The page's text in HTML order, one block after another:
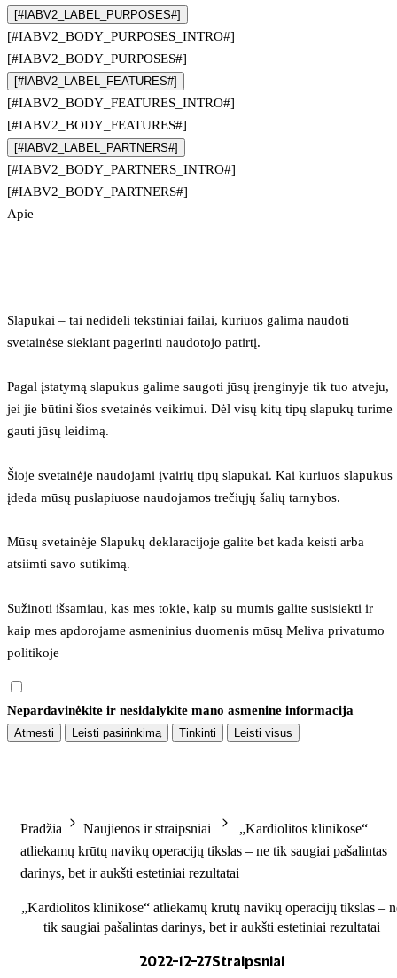
[#IABV2_LABEL_PURPOSES#]
[#IABV2_BODY_PURPOSES_INTRO#]
[#IABV2_BODY_PURPOSES#]
[#IABV2_LABEL_FEATURES#]
[#IABV2_BODY_FEATURES_INTRO#]
[#IABV2_BODY_FEATURES#]
[#IABV2_LABEL_PARTNERS#]
[#IABV2_BODY_PARTNERS_INTRO#]
[#IABV2_BODY_PARTNERS#]
Apie
Slapukai – tai nedideli tekstiniai failai, kuriuos galima naudoti
svetainėse siekiant pagerinti naudotojo patirtį.
Pagal įstatymą slapukus galime saugoti jūsų įrenginyje tik tuo atveju,
jei jie būtini šios svetainės veikimui. Dėl visų kitų tipų slapukų turime
gauti jūsų leidimą.
Šioje svetainėje naudojami įvairių tipų slapukai. Kai kuriuos slapukus
įdeda mūsų puslapiuose naudojamos trečiųjų šalių tarnybos.
Mūsų svetainėje Slapukų deklaracijoje galite bet kada keisti arba
atsiimti savo sutikimą.
Sužinoti išsamiau, kas mes tokie, kaip su mumis galite susisiekti ir
kaip mes apdorojame asmeninius duomenis mūsų Meliva privatumo
politikoje
Nepardavinėkite ir nesidalykite mano asmenine informacija
Atmesti Leisti pasirinkimą Tinkinti Leisti visus
Pradžia Naujienos ir straipsniai
„Kardiolitos klinikose“
atliekamų krūtų navikų operacijų tikslas – ne tik saugiai pašalintas
darinys, bet ir aukšti estetiniai rezultatai
„Kardiolitos klinikose“ atliekamų krūtų navikų operacijų tikslas –
tik saugiai pašalintas darinys, bet ir aukšti estetiniai rezultatai
2022-12-27Straipsniai